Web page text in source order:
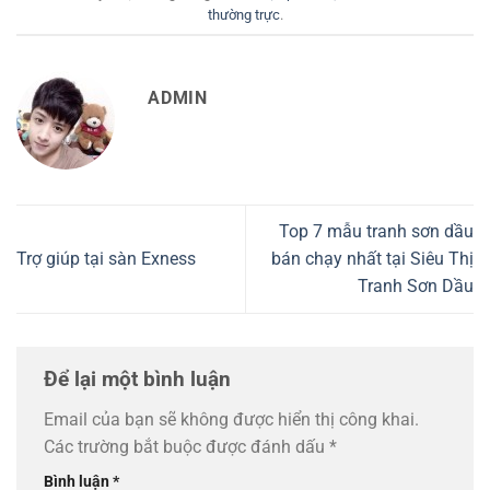
thường trực.
ADMIN
Trợ giúp tại sàn Exness
Top 7 mẫu tranh sơn dầu
bán chạy nhất tại Siêu Thị
Tranh Sơn Dầu
Để lại một bình luận
Email của bạn sẽ không được hiển thị công khai.
Các trường bắt buộc được đánh dấu *
Bình luận*